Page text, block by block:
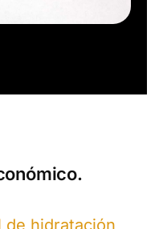
de hidratación